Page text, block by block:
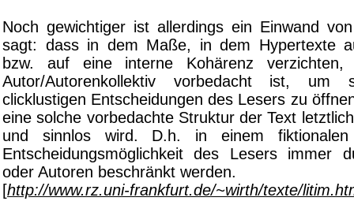
Noch gewichtiger ist allerdings ein Einwand
sagt: dass in dem Maße, in dem Hypertexte
bzw. auf eine interne Kohärenz
Autor/Autorenkollektiv vorbedacht ist,
clicklustigen Entscheidungen des Lesers zu
eine solche vorbedachte Struktur der Text
und sinnlos wird. D.h. in einem
Entscheidungsmöglichkeit des Lesers immer
oder Autoren beschränkt werden.
[http://www.rz.uni-frankfurt.de/~wirth/texte/